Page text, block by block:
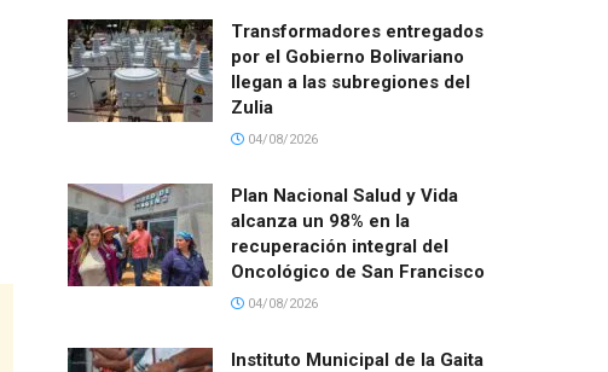
Transformadores entregados
por el Gobierno Bolivariano
llegan a las subregiones del
Zulia
04/08/2026
Plan Nacional Salud y Vida
alcanza un 98% en la
recuperación integral del
Oncológico de San Francisco
04/08/2026
Instituto Municipal de la Gaita